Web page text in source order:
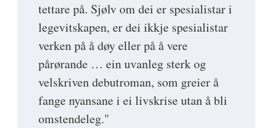
tettare på. Sjølv om dei er spesialistar i
legevitskapen, er dei ikkje spesialistar
verken på å døy eller på å vere
pårørande … ein uvanleg sterk og
velskriven debutroman, som greier å
fange nyansane i ei livskrise utan å bli
omstendeleg."